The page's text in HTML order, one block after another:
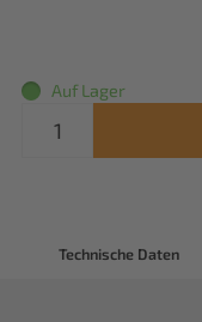
Auf Lager
Technische Daten